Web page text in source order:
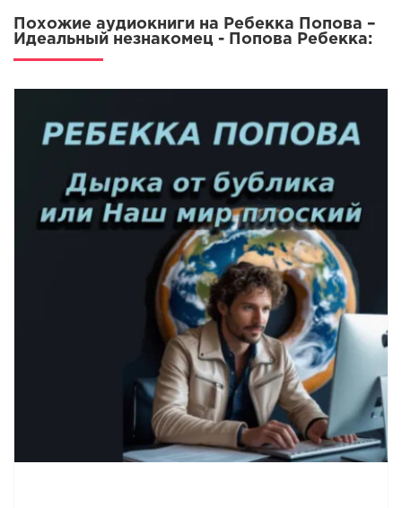
Похожие аудиокниги на Ребекка Попова –
Идеальный незнакомец - Попова Ребекка: